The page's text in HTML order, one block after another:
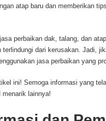
atap baru dan memberikan
perbaikan dak, talang, dan
terlindungi dari kerusakan. Jadi,
jasa perbaikan yang
ini! Semoga informasi yang
lainnya!